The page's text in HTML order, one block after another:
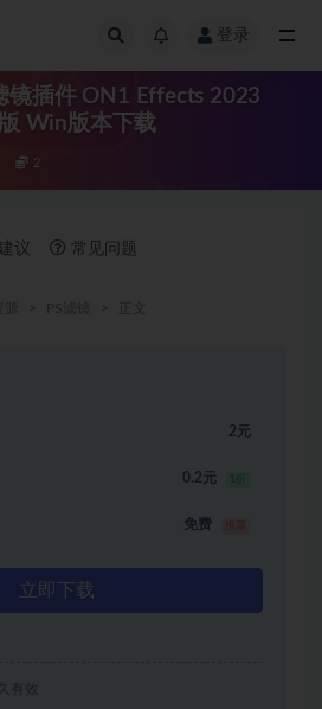
登录
镜插件 ON1 Effects 2023
Win版本下载
2
议 常见问题
2元
0.2元 1折
免费
立即下载
有效